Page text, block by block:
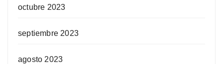
octubre 2023
septiembre 2023
agosto 2023